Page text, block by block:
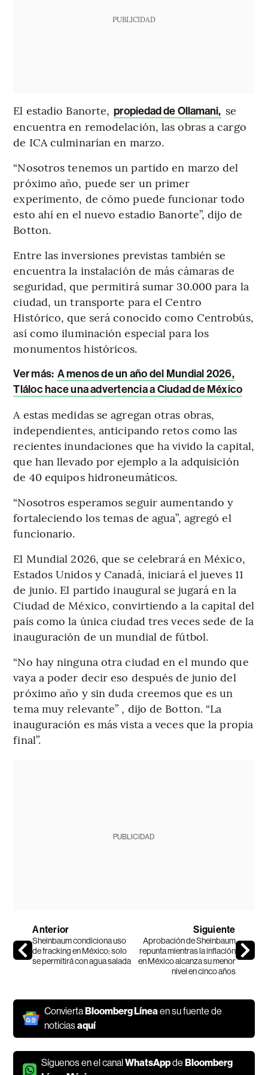
PUBLICIDAD
El estadio Banorte, propiedad de Ollamani, se
encuentra en remodelación, las obras a cargo
de ICA culminarían en marzo.
“Nosotros tenemos un partido en marzo del
próximo año, puede ser un primer
experimento, de cómo puede funcionar todo
esto ahí en el nuevo estadio Banorte”, dijo de
Botton.
Entre las inversiones previstas también se
encuentra la instalación de más cámaras de
seguridad, que permitirá sumar 30.000 para la
ciudad, un transporte para el Centro
Histórico, que será conocido como Centrobús,
así como iluminación especial para los
monumentos históricos.
Ver más: A menos de un año del Mundial 2026,
Tláloc hace una advertencia a Ciudad de México
A estas medidas se agregan otras obras,
independientes, anticipando retos como las
recientes inundaciones que ha vivido la capital,
que han llevado por ejemplo a la adquisición
de 40 equipos hidroneumáticos.
“Nosotros esperamos seguir aumentando y
fortaleciendo los temas de agua”, agregó el
funcionario.
El Mundial 2026, que se celebrará en México,
Estados Unidos y Canadá, iniciará el jueves 11
de junio. El partido inaugural se jugará en la
Ciudad de México, convirtiendo a la capital del
país como la única ciudad tres veces sede de la
inauguración de un mundial de fútbol.
“No hay ninguna otra ciudad en el mundo que
vaya a poder decir eso después de junio del
próximo año y sin duda creemos que es un
tema muy relevante” , dijo de Botton. “La
inauguración es más vista a veces que la propia
final”.
PUBLICIDAD
Anterior
Sheinbaum condiciona uso
de fracking en México: solo
se permitirá con agua salada
Siguiente
Aprobación de Sheinbaum
repunta mientras la inflación
en México alcanza su menor
nivel en cinco años
ConviertaBloomberg Línea en su fuente de
noticiasaquí
Síguenos en el canalWhatsAppdeBloomberg